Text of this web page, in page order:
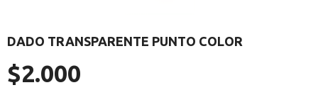
DADO TRANSPARENTE PUNTO COLOR
Precio
regular
$2.000